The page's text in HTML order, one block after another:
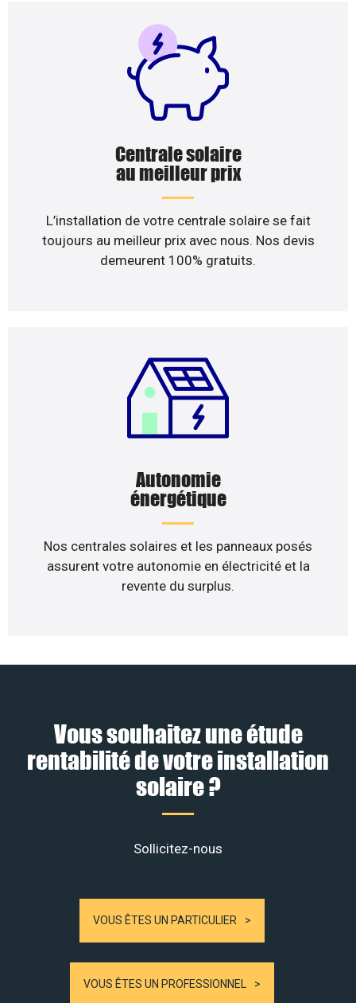
Centrale solaire
au meilleur prix
L’installation de votre centrale solaire se fait
toujours au meilleur prix avec nous. Nos devis
demeurent 100% gratuits.
Autonomie
énergétique
Nos centrales solaires et les panneaux posés
assurent votre autonomie en électricité et la
revente du surplus.
Vous souhaitez une étude
rentabilité de votre installation
solaire ?
Sollicitez-nous
VOUS ÊTES UN PARTICULIER
VOUS ÊTES UN PROFESSIONNEL